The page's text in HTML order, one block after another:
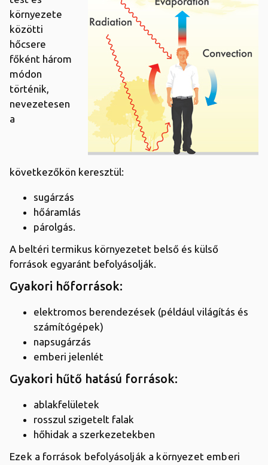
környezete
közötti
hőcsere
főként három
módon
történik,
nevezetesen
a
következőkön keresztül:
sugárzás
hőáramlás
párolgás.
A beltéri termikus környezetet belső és külső
források egyaránt befolyásolják.
Gyakori hőforrások:
elektromos berendezések (például világítás és
számítógépek)
napsugárzás
emberi jelenlét
Gyakori hűtő hatású források:
ablakfelületek
rosszul szigetelt falak
hőhidak a szerkezetekben
Ezek a források befolyásolják a környezet emberi